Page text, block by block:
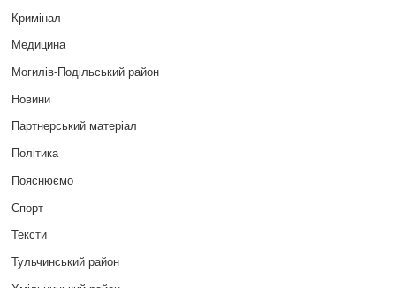
Кримінал
Медицина
Могилів-Подільський район
Новини
Партнерський матеріал
Політика
Пояснюємо
Спорт
Тексти
Тульчинський район